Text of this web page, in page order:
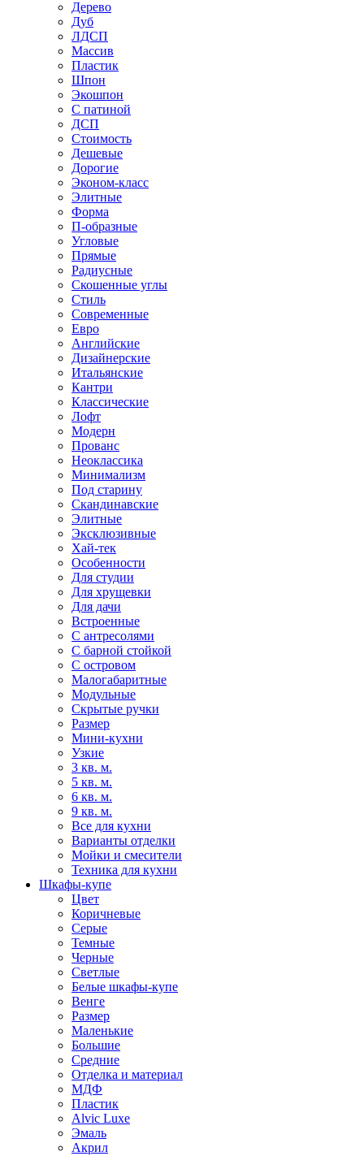
Дерево
Дуб
ЛДСП
Массив
Пластик
Шпон
Экошпон
С патиной
ДСП
Стоимость
Дешевые
Дорогие
Эконом-класс
Элитные
Форма
П-образные
Угловые
Прямые
Радиусные
Скошенные углы
Стиль
Современные
Евро
Английские
Дизайнерские
Итальянские
Кантри
Классические
Лофт
Модерн
Прованс
Неоклассика
Минимализм
Под старину
Скандинавские
Элитные
Эксклюзивные
Хай-тек
Особенности
Для студии
Для хрущевки
Для дачи
Встроенные
С антресолями
С барной стойкой
С островом
Малогабаритные
Модульные
Скрытые ручки
Размер
Мини-кухни
Узкие
3 кв. м.
5 кв. м.
6 кв. м.
9 кв. м.
Все для кухни
Варианты отделки
Мойки и смесители
Техника для кухни
Шкафы-купе
Цвет
Коричневые
Серые
Темные
Черные
Светлые
Белые шкафы-купе
Венге
Размер
Маленькие
Большие
Средние
Отделка и материал
МДФ
Пластик
Alvic Luxe
Эмаль
Акрил